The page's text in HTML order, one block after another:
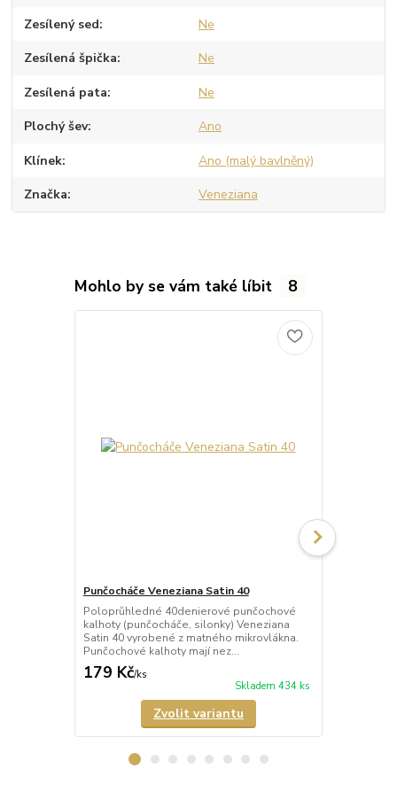
Zesílený sed Ne
Zesílená špička Ne
Zesílená pata Ne
Plochý šev Ano
Klínek Ano (malý bavlněný)
Značka Veneziana
Mohlo by se vám také líbit 8
Punčocháče Veneziana Satin 40
Poloprůhledné 40denierové punčochové
kalhoty (punčocháče, silonky) Veneziana
Satin 40 vyrobené z matného mikrovlákna.
Punčochové kalhoty mají nez...
179 Kč/ks
Skladem 434 ks
Zvolit variantu